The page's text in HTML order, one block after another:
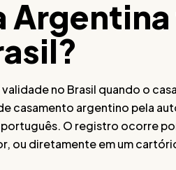
no Brasil quando o
casamento argentino pela
O registro ocorre
ou diretamente em um